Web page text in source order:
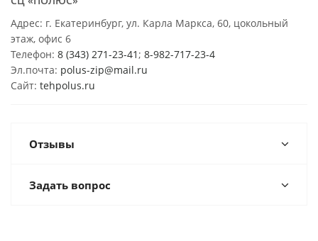
Адрес: г. Екатеринбург, ул. Карла Маркса, 60, цокольный
этаж, офис 6
Телефон: 8 (343) 271-23-41 ; 8-982-717-23-4
Эл.почта: polus-zip@mail.ru
Сайт: tehpolus.ru
Отзывы
Задать вопрос